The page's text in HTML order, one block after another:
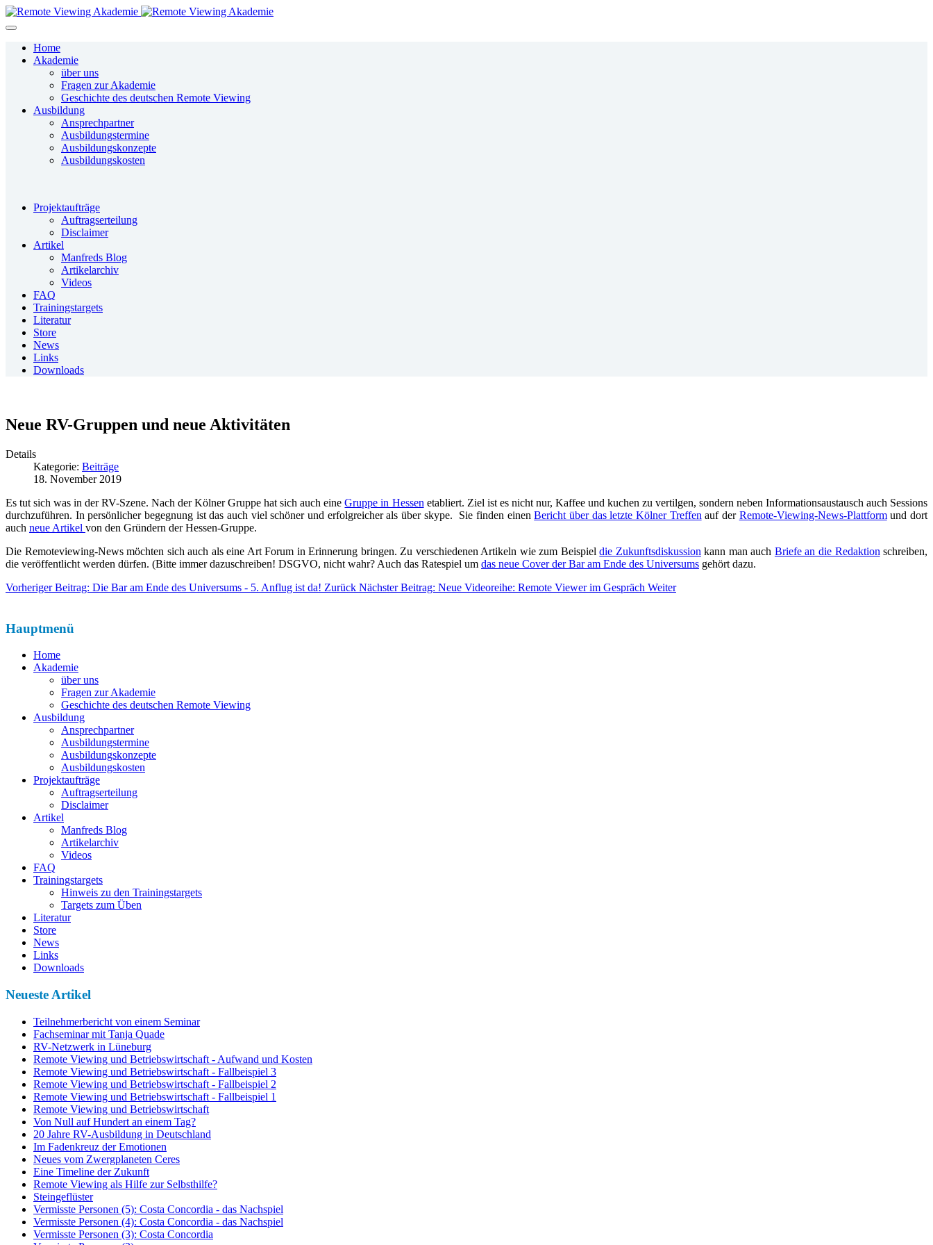
Home
Akademie
über uns
Fragen zur Akademie
Geschichte des deutschen Remote Viewing
Ausbildung
Ansprechpartner
Ausbildungstermine
Ausbildungskonzepte
Ausbildungskosten
Projektaufträge
Auftragserteilung
Disclaimer
Artikel
Manfreds Blog
Artikelarchiv
Videos
FAQ
Trainingstargets
Literatur
Store
News
Links
Downloads
Neue RV-Gruppen und neue Aktivitäten
Details
Kategorie: Beiträge
18. November 2019
Es tut sich was in der RV-Szene. Nach der Kölner Gruppe hat sich auch eineGruppe in Hessen etabliert. Ziel ist es nicht nur, Kaffee und kuchen zu vertilgen, sondern neben Informationsaustausch auch Sessions
durchzuführen. In persönlicher begegnung ist das auch viel schöner und erfolgreicher als über skype. Sie finden einenBericht über das letzte Kölner Treffen auf der Remote-Viewing-News-Plattformund dort
auch neue Artikel von den Gründern der Hessen-Gruppe.
Die Remoteviewing-News möchten sich auch als eine Art Forum in Erinnerung bringen. Zu verschiedenen Artikeln wie zum Beispieldie Zukunftsdiskussion kann man auch Briefe an die Redaktion schreiben,
die veröffentlicht werden dürfen. (Bitte immer dazuschreiben! DSGVO, nicht wahr? Auch das Ratespiel um das neue Cover der Bar am Ende des Universums gehört dazu.
Vorheriger Beitrag: Die Bar am Ende des Universums - 5. Anflug ist da! Zurück Nächster Beitrag: Neue Videoreihe: Remote Viewer im Gespräch Weiter
Hauptmenü
Home
Akademie
über uns
Fragen zur Akademie
Geschichte des deutschen Remote Viewing
Ausbildung
Ansprechpartner
Ausbildungstermine
Ausbildungskonzepte
Ausbildungskosten
Projektaufträge
Auftragserteilung
Disclaimer
Artikel
Manfreds Blog
Artikelarchiv
Videos
FAQ
Trainingstargets
Hinweis zu den Trainingstargets
Targets zum Üben
Literatur
Store
News
Links
Downloads
Neueste Artikel
Teilnehmerbericht von einem Seminar
Fachseminar mit Tanja Quade
RV-Netzwerk in Lüneburg
Remote Viewing und Betriebswirtschaft - Aufwand und Kosten
Remote Viewing und Betriebswirtschaft - Fallbeispiel 3
Remote Viewing und Betriebswirtschaft - Fallbeispiel 2
Remote Viewing und Betriebswirtschaft - Fallbeispiel 1
Remote Viewing und Betriebswirtschaft
Von Null auf Hundert an einem Tag?
20 Jahre RV-Ausbildung in Deutschland
Im Fadenkreuz der Emotionen
Neues vom Zwergplaneten Ceres
Eine Timeline der Zukunft
Remote Viewing als Hilfe zur Selbsthilfe?
Steingeflüster
Vermisste Personen (5): Costa Concordia - das Nachspiel
Vermisste Personen (4): Costa Concordia - das Nachspiel
Vermisste Personen (3): Costa Concordia